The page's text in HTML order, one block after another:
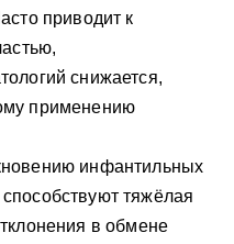
приводит к
снижается,
применению
инфантильных
тяжёлая
в обмене